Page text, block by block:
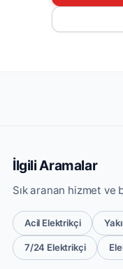
İlgili Aramalar
Sık aranan hizmet ve
Acil Elektrikçi
7/24 Elektrikçi